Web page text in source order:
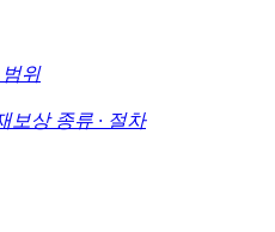
위
보상 종류 · 절차